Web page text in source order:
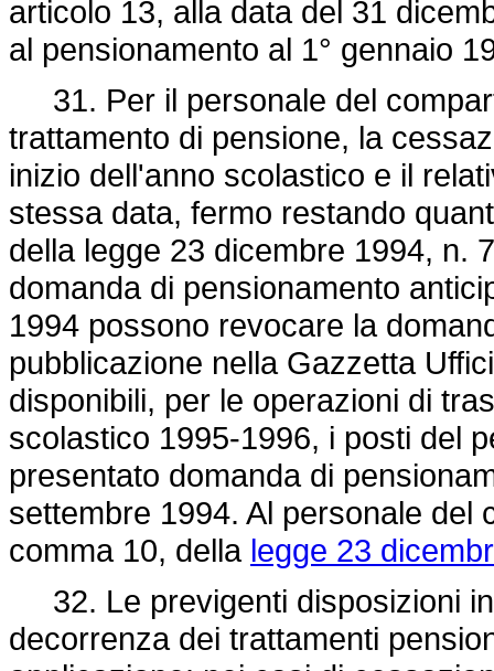
articolo 13, alla data del 31
al pensionamento al 1° gennaio
31. Per il personale del
trattamento di pensione, la
inizio dell'anno scolastico e il
stessa data, fermo restando
della legge 23 dicembre 1994, n.
domanda di pensionamento
1994 possono revocare la
pubblicazione nella Gazzetta
disponibili, per le operazioni di
scolastico 1995-1996, i posti del
presentato domanda di
settembre 1994. Al personale del
comma 10, della legge 23
32. Le previgenti disposizioni
decorrenza dei trattamenti